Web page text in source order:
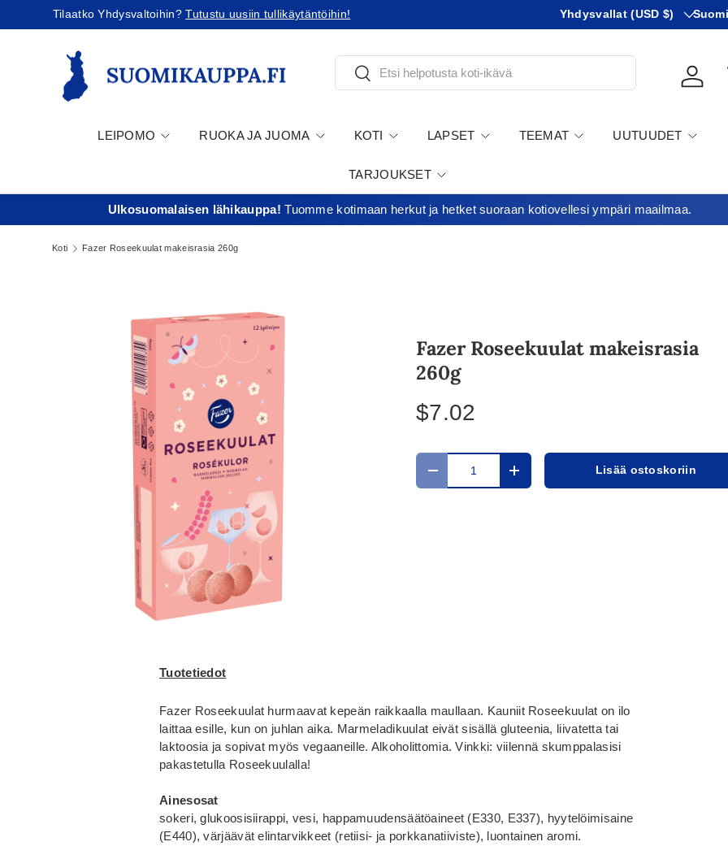
Jatka sisältöön
Minimitilausraja 35€ Maa
Yhdysvallat (USD $) KIeli
Suomi
Etsi
LEIPOMO RUOKA JA JUOMA KOTI LAPSET TEEMAT UUTUUDET
TARJOUKSET
Ulkosuomalaisen lähikauppa!Tuomme kotimaan herkut ja hetket suoraan kotiovellesi ympäri maailmaa.
Koti Fazer Roseekuulat makeisrasia 260g
Fazer Roseekuulat makeisrasia
260g
$7.02
Määrä
Translation missing: fi.cart.items.decrease_quantity
Translation missing:Lisää ostoskoriin
Tuotetiedot
Fazer Roseekuulat hurmaavat kepeän raikkaalla maullaan. Kauniit Roseekuulat on ilo
laittaa esille, kun on juhlan aika. Marmeladikuulat eivät sisällä gluteenia, liivatetta tai
laktoosia ja sopivat myös vegaaneille. Alkoholittomia. Vinkki: viilennä skumppalasisi
pakastetulla Roseekuulalla!
Ainesosat
sokeri, glukoosisiirappi, vesi, happamuudensäätöaineet (E330, E337), hyytelöimisaine
(E440), värjäävät elintarvikkeet (retiisi- ja porkkanatiiviste), luontainen aromi.